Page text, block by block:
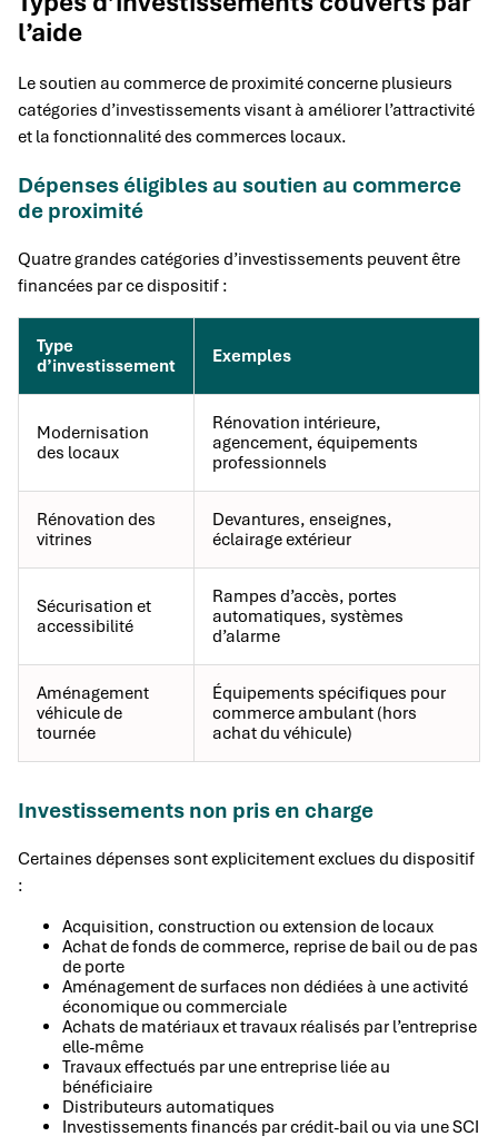
l’aide
Le soutien au commerce de proximité concerne plusieurs
catégories d’investissements visant à améliorer l’attractivité
et la fonctionnalité des commerces locaux.
Dépenses éligibles au soutien au commerce
de proximité
Quatre grandes catégories d’investissements peuvent être
financées par ce dispositif :
Type
d’investissement
Exemples
Modernisation
des locaux
Rénovation intérieure,
agencement, équipements
professionnels
Rénovation des
vitrines
Devantures, enseignes,
éclairage extérieur
Sécurisation et
accessibilité
Rampes d’accès, portes
automatiques, systèmes
d’alarme
Aménagement
véhicule de
tournée
Équipements spécifiques pour
commerce ambulant (hors
achat du véhicule)
Investissements non pris en charge
Certaines dépenses sont explicitement exclues du dispositif
:
Acquisition, construction ou extension de locaux
Achat de fonds de commerce, reprise de bail ou de pas
de porte
Aménagement de surfaces non dédiées à une activité
économique ou commerciale
Achats de matériaux et travaux réalisés par l’entreprise
elle-même
Travaux effectués par une entreprise liée au
bénéficiaire
Distributeurs automatiques
Investissements financés par crédit-bail ou via une SCI